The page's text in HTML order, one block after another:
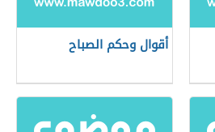
أقوال وحكم الصباح